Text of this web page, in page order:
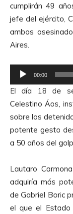
cumplirán 49
jefe del ejército,
ambos
Aires.
e
p
r
o
d
u
t
o
r
00:00
El día 18 de
Celestino Áos,
sobre los
potente gesto
a 50 años del
Lautaro
adquiría más
de Gabriel Boric
el que el